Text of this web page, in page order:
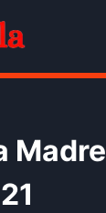
Madre